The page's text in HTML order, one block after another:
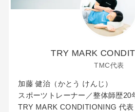
TRY MARK
TMC代表
加藤 健治（かとう けんじ）
スポーツトレーナー／整体師歴20
TRY MARK CONDITIONING 代表